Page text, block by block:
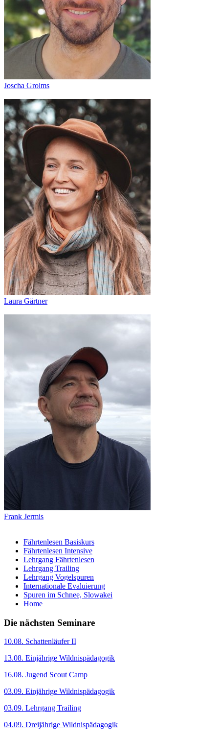
Joscha Grolms
Laura Gärtner
Frank Jermis
Fährtenlesen Basiskurs
Fährtenlesen Intensive
Lehrgang Fährtenlesen
Lehrgang Trailing
Lehrgang Vogelspuren
Internationale Evaluierung
Spuren im Schnee, Slowakei
Home
Die nächsten Seminare
10.08. Schattenläufer II
13.08. Einjährige Wildnispädagogik
16.08. Jugend Scout Camp
03.09. Einjährige Wildnispädagogik
03.09. Lehrgang Trailing
04.09. Dreijährige Wildnispädagogik